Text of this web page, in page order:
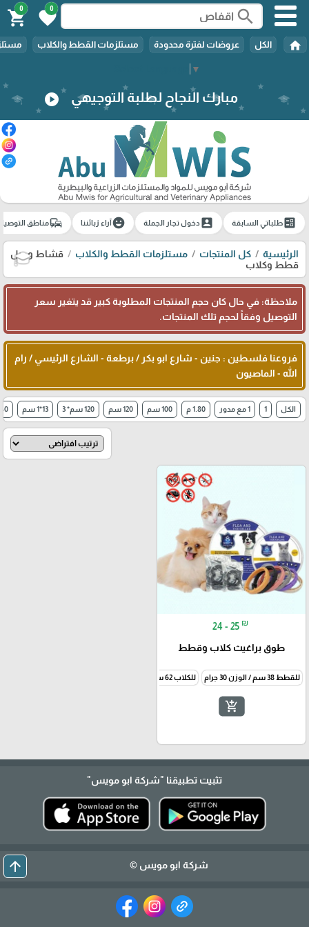
▼
search
0
favorite
0
shopping_cart
home الكل عروضات لفترة محدودة مستلزمات القطط والكلاب
مبارك النجاح لطلبة التوجيهي play_circle
ballotطلباتي السابقة account_boxدخول تجار الجملة emoji_emotionsآراء زبائننا commuteمناطق
الرئيسية كل المنتجات مستلزمات القطط والكلاب
قشاط وحبل
قطط وكلاب
ملاحظة: في حال كان حجم المنتجات المطلوبة كبير قد يتغير سعر
التوصيل وفقاً لحجم تلك المنتجات.
فروعنا فلسطين : جنين - شارع ابو بكر / برطعة - الشارع الرئيسي / رام
الله - الماصيون
الكل 1 1 مع مدور 1.80 م 100 سم 120 سم 120 سم* 3 13*1 سم 140سم
favorite_border
24 - 25 ₪
طوق براغيث كلاب وقطط
للقطط 38 سم / الوزن 30 جرام للكلاب 62 سم / الوزن 60 جرام
add_shopping_cart
تثبيت تطبيقنا "شركة ابو مويس"
شركة ابو مويس © arrow_upward